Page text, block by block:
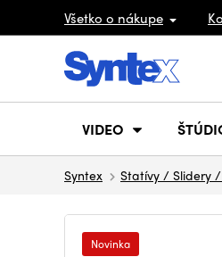
Všetko o nákupe
VIDEO
Syntex Statívy / Slidery
Novinka